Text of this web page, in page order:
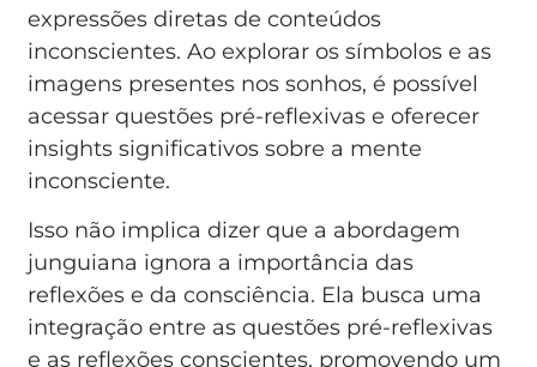
expressões diretas de conteúdos
inconscientes. Ao explorar os símbolos e as
imagens presentes nos sonhos, é possível
acessar questões pré-reflexivas e oferecer
insights significativos sobre a mente
inconsciente.
Isso não implica dizer que a abordagem
junguiana ignora a importância das
reflexões e da consciência. Ela busca uma
integração entre as questões pré-reflexivas
e as reflexões conscientes, promovendo um